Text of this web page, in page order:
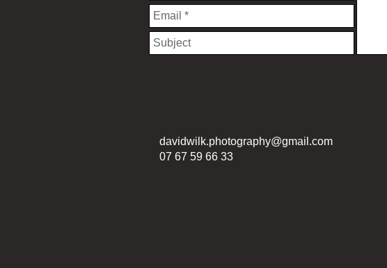
davidwilk.photography@gmail.com
07 67 59 66 33